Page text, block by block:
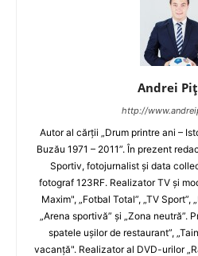
Andrei
http://
Autor al cărţii „Drum printre ani –
Buzău 1971 – 2011”. În prezent
Sportiv, fotojurnalist şi data
fotograf 123RF. Realizator TV şi
Maxim", „Fotbal Total”, „TV Sport”,
„Arena sportivă” şi „Zona neutră”.
spatele uşilor de restaurant”,
vacanţă". Realizator al DVD-urilor